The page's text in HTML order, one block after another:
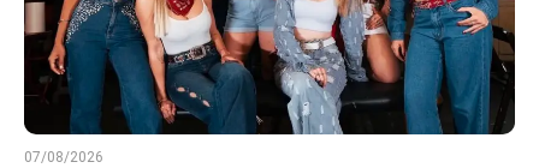
07/08/2026